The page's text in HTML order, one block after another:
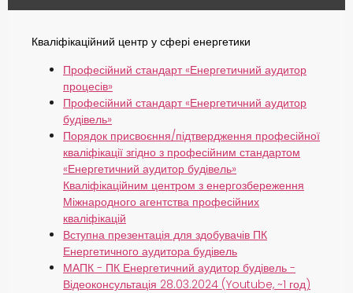
Кваліфікаційний центр у сфері енергетики
Професійний стандарт «Енергетичний аудитор
процесів»
Професійний стандарт «Енергетичний аудитор
будівель»
Порядок присвоєння/підтвердження професійної
кваліфікації згідно з професійним стандартом
«Енергетичний аудитор будівель»
Кваліфікаційним центром з енергозбереження
Міжнародного агентства професійних
кваліфікацій
Вступна презентація для здобувачів ПК
Енергетичного аудитора будівель
МАПК - ПК Енергетичний аудитор будівель -
Відеоконсультація 28.03.2024 (Youtube, ~1 год)